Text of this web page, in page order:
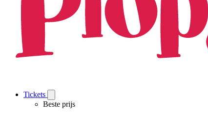
Tickets
Tickets
submenu
Beste prijs